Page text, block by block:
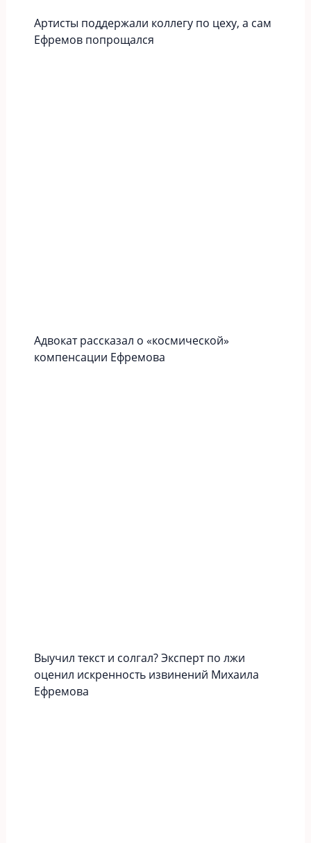
Артисты поддержали коллегу по цеху, а сам
Ефремов попрощался
Адвокат рассказал о «космической»
компенсации Ефремова
Выучил текст и солгал? Эксперт по лжи
оценил искренность извинений Михаила
Ефремова